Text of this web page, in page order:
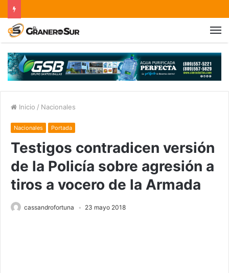
Inicio / Nacionales
Nacionales Portada
Testigos contradicen versión
de la Policía sobre agresión a
tiros a vocero de la Armada
cassandrofortuna 23 mayo 2018